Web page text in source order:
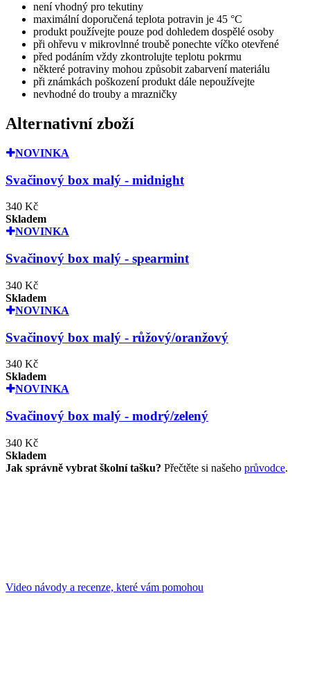
není vhodný pro tekutiny
maximální doporučená teplota potravin je 45 °C
produkt používejte pouze pod dohledem dospělé osoby
při ohřevu v mikrovlnné troubě ponechte víčko otevřené
před podáním vždy zkontrolujte teplotu pokrmu
některé potraviny mohou způsobit zabarvení materiálu
při známkách poškození produkt dále nepoužívejte
nevhodné do trouby a mrazničky
Alternativní zboží
NOVINKA
Svačinový box malý - midnight
340 Kč
Skladem
NOVINKA
Svačinový box malý - spearmint
340 Kč
Skladem
NOVINKA
Svačinový box malý - růžový/oranžový
340 Kč
Skladem
NOVINKA
Svačinový box malý - modrý/zelený
340 Kč
Skladem
Jak správně vybrat školní tašku? Přečtěte si našeho průvodce.
Video návody a recenze, které vám pomohou